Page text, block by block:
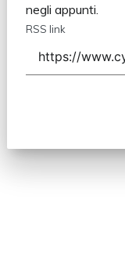
negli appunti.
RSS link